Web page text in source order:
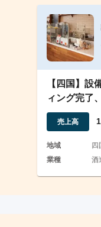
【四国】設
ィング完了
老舗酒造会社
売上高
地域
四
業種
酒